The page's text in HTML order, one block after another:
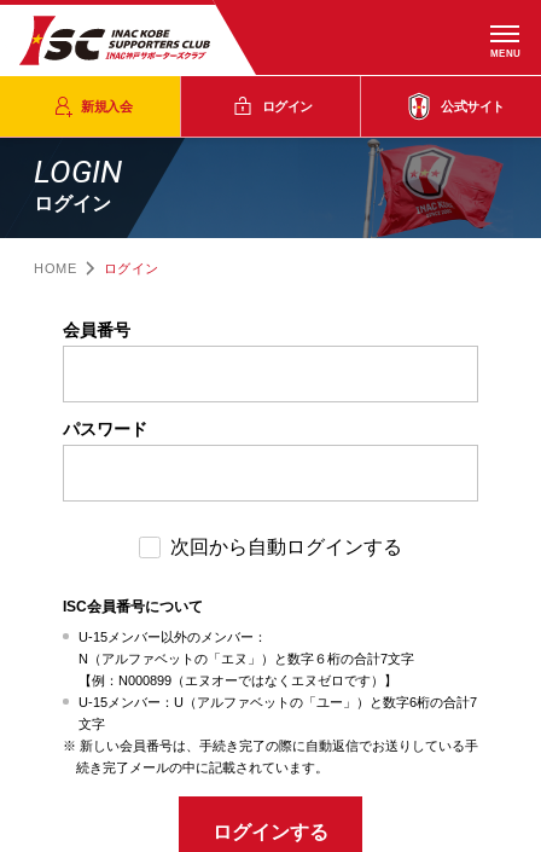
MENU
新規入会 ログイン 公式サイト
LOGIN
ログイン
HOME ログイン
会員番号
パスワード
次回から自動ログインする
ISC会員番号について
U-15メンバー以外のメンバー：
N（アルファベットの「エヌ」）と数字６桁の合計7文字
【例：N000899（エヌオーではなくエヌゼロです）】
U-15メンバー：U（アルファベットの「ユー」）と数字6桁の合計7
文字
新しい会員番号は、手続き完了の際に自動返信でお送りしている手
続き完了メールの中に記載されています。
ログインする